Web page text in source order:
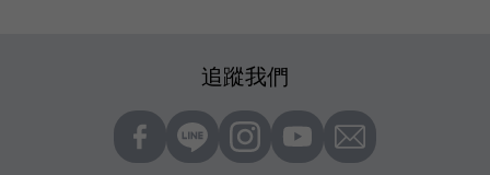
追蹤我們